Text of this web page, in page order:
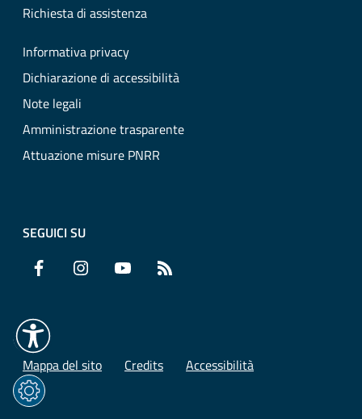
Richiesta di assistenza
Informativa privacy
Dichiarazione di accessibilità
Note legali
Amministrazione trasparente
Attuazione misure PNRR
SEGUICI SU
Facebook Instagram YouTube
Mappa del sito Credits Accessibilità